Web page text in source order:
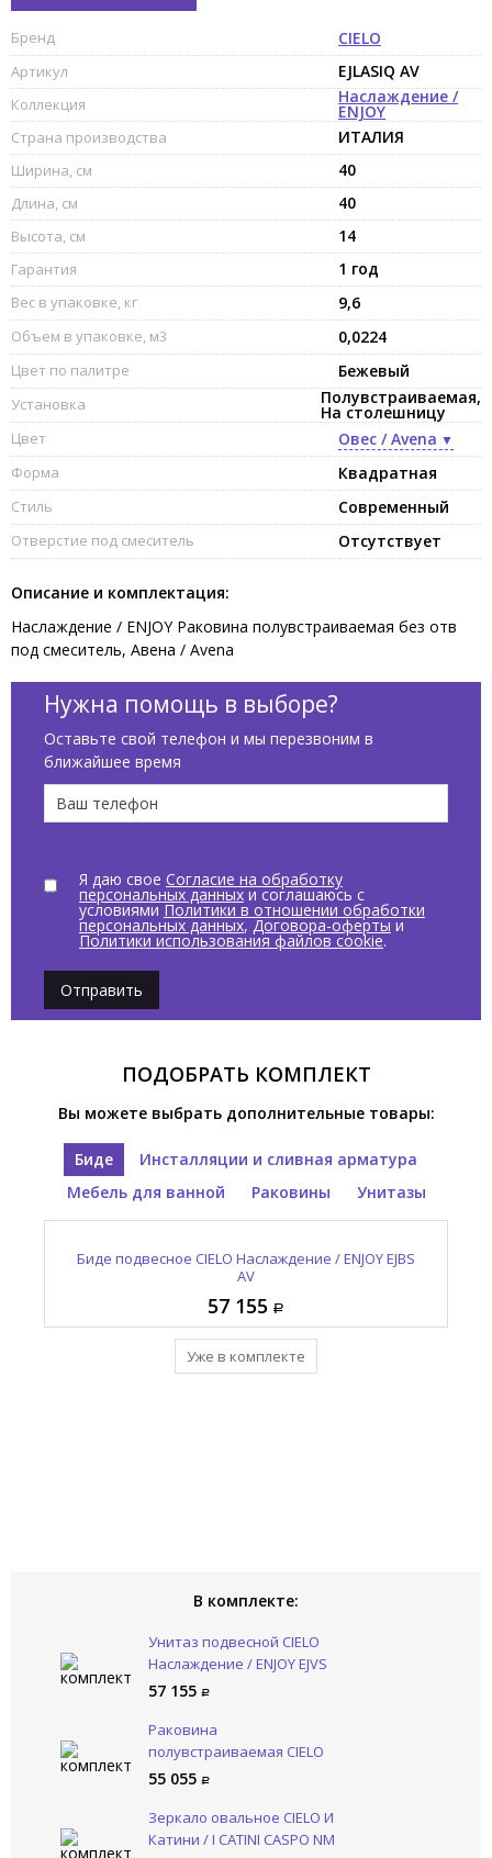
Бренд CIELO
Артикул EJLASIQ AV
Коллекция Наслаждение /
ENJOY
Страна производства ИТАЛИЯ
Ширина, см 40
Длина, см 40
Высота, см 14
Гарантия 1 год
Вес в упаковке, кг 9,6
Объем в упаковке, м3 0,0224
Цвет по палитре Бежевый
Установка Полувстраиваемая,
На столешницу
Цвет Овес / Avena
Форма Квадратная
Стиль Современный
Отверстие под смеситель Отсутствует
Описание и комплектация:
Наслаждение / ENJOY Раковина полувстраиваемая без отв
под смеситель, Авена / Avena
Нужна помощь в выборе?
Оставьте свой телефон и мы перезвоним в
ближайшее время
Я даю свое Согласие на обработку
персональных данныхи соглашаюсь с
условиями Политики в отношении обработки
персональных данных, Договора-оферты и
Политики использования файлов cookie.
Отправить
ПОДОБРАТЬ КОМПЛЕКТ
Вы можете выбрать дополнительные товары:
Биде
Инсталляции и сливная арматура
Мебель для ванной
Раковины Унитазы
Биде подвесное CIELO Наслаждение / ENJOY EJBS
AV
57 155
Уже в комплекте
Выпуск для раковины с керамической накладкой
CIELO Сива / SIWA PIL01 AV
12 965
Уже в комплекте
Зеркало овальное CIELO И Катини / I CATINI CASPO
NM
95 410
Уже в комплекте
Раковина полувстраиваемая CIELO Наслаждение /
ENJOY EJLASIQ AV
55 055
Уже в комплекте
Унитаз подвесной CIELO Наслаждение / ENJOY EJVS
AV
57 155
Уже в комплекте
В комплекте:
Унитаз подвесной CIELO
Наслаждение / ENJOY EJVS
AV
57 155
Раковина
полувстраиваемая CIELO
Наслаждение / ENJOY
55 055
Зеркало овальное CIELO И
Катини / I CATINI CASPO NM